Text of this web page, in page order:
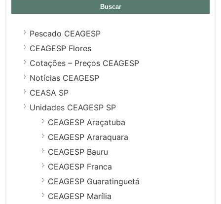
Pescado CEAGESP
CEAGESP Flores
Cotações – Preços CEAGESP
Notícias CEAGESP
CEASA SP
Unidades CEAGESP SP
CEAGESP Araçatuba
CEAGESP Araraquara
CEAGESP Bauru
CEAGESP Franca
CEAGESP Guaratinguetá
CEAGESP Marília